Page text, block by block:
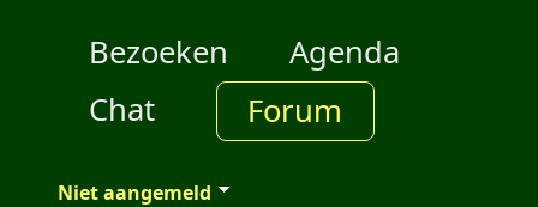
Bezoeken
Agenda
Chat
Forum
Niet aangemeld